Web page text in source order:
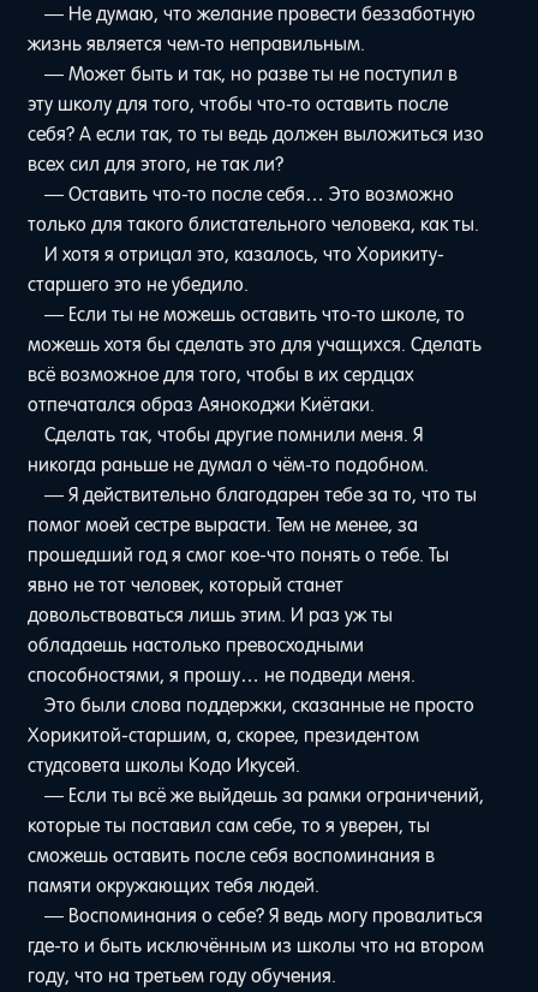
— Не думаю, что желание провести беззаботную
жизнь является чем-то неправильным.
— Может быть и так, но разве ты не поступил в
эту школу для того, чтобы что-то оставить после
себя? А если так, то ты ведь должен выложиться изо
всех сил для этого, не так ли?
— Оставить что-то после себя… Это возможно
только для такого блистательного человека, как ты.
И хотя я отрицал это, казалось, что Хорикиту-
старшего это не убедило.
— Если ты не можешь оставить что-то школе, то
можешь хотя бы сделать это для учащихся. Сделать
всё возможное для того, чтобы в их сердцах
отпечатался образ Аянокоджи Киётаки.
Сделать так, чтобы другие помнили меня. Я
никогда раньше не думал о чём-то подобном.
— Я действительно благодарен тебе за то, что ты
помог моей сестре вырасти. Тем не менее, за
прошедший год я смог кое-что понять о тебе. Ты
явно не тот человек, который станет
довольствоваться лишь этим. И раз уж ты
обладаешь настолько превосходными
способностями, я прошу… не подведи меня.
Это были слова поддержки, сказанные не просто
Хорикитой-старшим, а, скорее, президентом
студсовета школы Кодо Икусей.
— Если ты всё же выйдешь за рамки ограничений,
которые ты поставил сам себе, то я уверен, ты
сможешь оставить после себя воспоминания в
памяти окружающих тебя людей.
— Воспоминания о себе? Я ведь могу провалиться
где-то и быть исключённым из школы что на втором
году, что на третьем году обучения.